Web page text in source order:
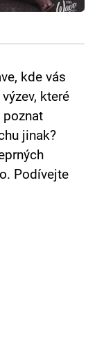
kde vás
které
poznat
jinak?
Podívejte